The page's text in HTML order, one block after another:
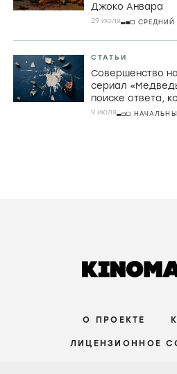
Джоко Анвара
29 июля СРЕДНИЙ
СТАТЬИ
Совершенство
сериал
поиске ответа,
9 июля
О ПРОЕКТЕ
ЛИЦЕНЗИОННОЕ